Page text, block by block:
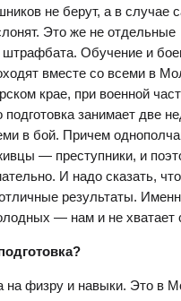
не берут, а в случае
Это же не отдельные
штрафбата. Обучение и
вместе со всеми в
крае, при военной
занимает две
в бой. Причем
— преступники, и
И надо сказать,
результаты.
— нам и не хватает
физру и навыки. Это в